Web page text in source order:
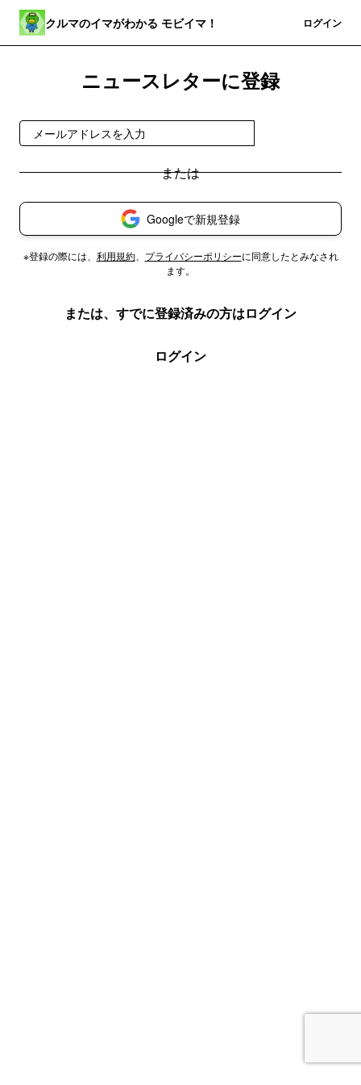
クルマのイマがわかる モビイマ！ ログイン
ニュースレターに登録
Googleで新規登録
※登録の際には、 利用規約、 プライバシーポリシーに同意したとみなされ
ます。
または、すでに登録済みの方はログイン
ログイン